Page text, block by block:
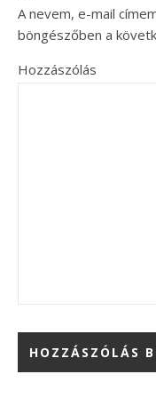
A nevem, e-mail
böngészőben a
Hozzászólás